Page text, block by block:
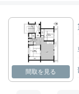
間取を見る